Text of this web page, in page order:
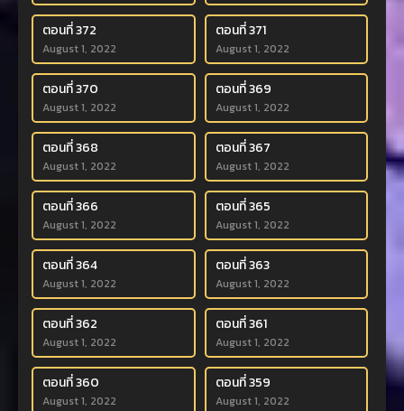
ตอนที่ 372
August 1, 2022
ตอนที่ 371
August 1, 2022
ตอนที่ 370
August 1, 2022
ตอนที่ 369
August 1, 2022
ตอนที่ 368
August 1, 2022
ตอนที่ 367
August 1, 2022
ตอนที่ 366
August 1, 2022
ตอนที่ 365
August 1, 2022
ตอนที่ 364
August 1, 2022
ตอนที่ 363
August 1, 2022
ตอนที่ 362
August 1, 2022
ตอนที่ 361
August 1, 2022
ตอนที่ 360
August 1, 2022
ตอนที่ 359
August 1, 2022